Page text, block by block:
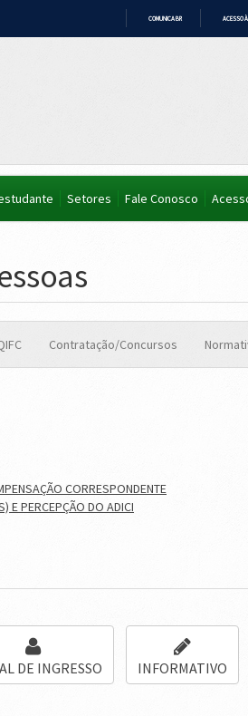
COMUNICA BR ACESSO
Setores Fale Conosco
Contratação/Concursos
CORRESPONDENTE
E PERCEPÇÃO DO ADICI
DE INGRESSO INFORMATIVO